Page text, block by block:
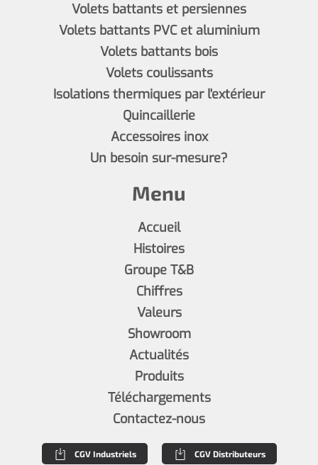
Volets battants et persiennes
Volets battants PVC et aluminium
Volets battants bois
Volets coulissants
Isolations thermiques par l'extérieur
Quincaillerie
Accessoires inox
Un besoin sur-mesure?
Menu
Accueil
Histoires
Groupe T&B
Chiffres
Valeurs
Showroom
Actualités
Produits
Téléchargements
Contactez-nous
CGV Industriels CGV Distributeurs